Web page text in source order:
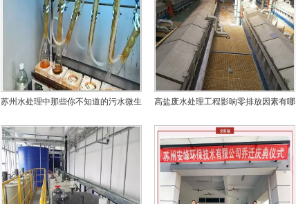
苏州水处理中那些你不知道的污水微生
高盐废水处理工程影响零排放因素有哪